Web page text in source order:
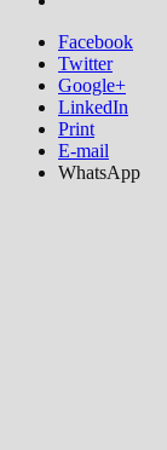
Facebook
Twitter
Google+
LinkedIn
Print
E-mail
WhatsApp